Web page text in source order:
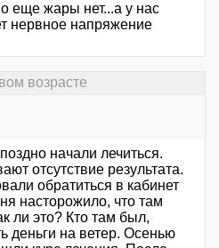
еще жары нет...а у нас
нервное напряжение
возрасте
начали лечиться.
отсутствие результата.
обратиться в кабинет
насторожило, что там
ли это? Кто там был,
деньги на ветер. Осенью